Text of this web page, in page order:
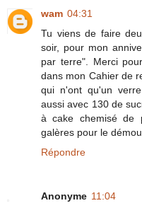
wam 04:31
Tu viens de faire
soir, pour mon
par terre". Merci
dans mon Cahier de
qui n'ont qu'un
aussi avec 130 de
à cake chemisé de
galères pour le
Répondre
Anonyme 11:04